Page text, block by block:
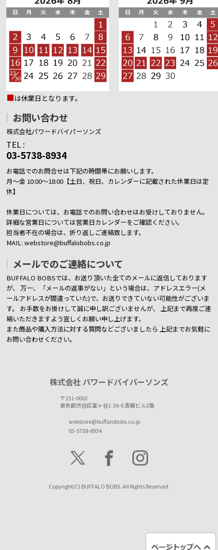
■は休業日となります。
お問い合わせ
株式会社パワードバイパーソンズ
TEL :
03-5738-8934
お電話でのお問合せは下記の時間帯にお願いします。
月～金 10:00～18:00【土日、祝日、カレンダーに記載された休業日は定
休】
休業日については、お電話でのお問い合わせはお受けしておりません。
詳細な営業日については営業日カレンダーをご確認ください。
担当者不在の場合は、折り返しご連絡致します。
MAIL: webstore@buffalobobs.co.jp
メールでのご連絡について
BUFFALO BOBSでは、お送り頂いた全てのメールに返信しております
が、 万一、「メールの返事がない」という場合は、アドレスエラー(メ
ールアドレスが間違っていた)で、お送りできていない可能性がございま
す。 お手数をお掛けして誠に申し訳ございませんが、 上記まで再度ご連
絡いただきますよう宜しくお願い申し上げます。
また商品や購入方法に対する質問などございましたら上記までお気軽に
お問い合わせください。
株式会社 パワードバイパーソンズ
〒151-0063
東京都渋谷区富ヶ谷1-36-6 斎藤ビル2階
webstore@buffalobobs.co.jp
03-5738-8934
Copyright(C) BUFFALO BOBS .All Rights Reserved.